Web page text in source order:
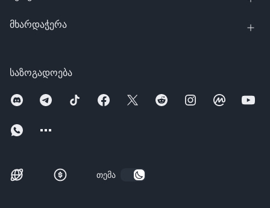
საზოგადოება
თემა
მხარდაჭერა